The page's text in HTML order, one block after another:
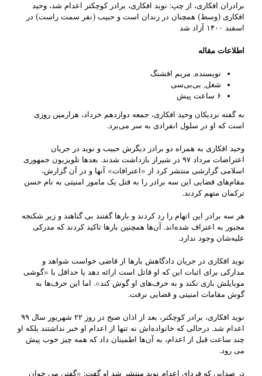
برادران افکاری، از چپ: نوید افکاری، برادر کوچکتر اعدام شد، وحید
افکاری (وسط) همچنان در زندان است و حبیب (نفر سمت راست) در
اسفند ۱۴۰۰ آزاد شد
اطلاعات مقاله
نویسنده, مریم افشنگ
شغل, بی‌بی‌سی
۶ ساعت پیش
به گفته نزدیکان وحید افکاری، جمعه دوازدهم خرداد، هزارمین روزی
است که او در سلول انفرادی به سر می‌برد.
وحید افکاری به همراه دو برادر دیگرش حبیب و نوید در جریان
اعتراضات مرداد ۹۷ در شیراز بازداشت شدند. بعدها تلویزیون جمهوری
اسلامی گزارشی منتشر کرد از «اعترافات» آنها و در آن گزارش،
مقام‌های قضایی این سه برادر را به قتل یک مامور امنیتی به نام حسن
ترکمان متهم کردند.
هر سه برادر این اتهام را رد کردند و بارها گفتند بی گناهند و زیر شکنجه
مجبور به اعتراف شده‌اند. آن‌ها همچنین بارها تاکید کردند که مدرکی
علیه‌شان وجود ندارد.
نوید افکاری در جریان دادگاهش بارها از قاضی خواست شواهد و
مدارکی برای اثبات این که او قاتل است ارائه دهد یا حداقل با «گوشی
موبایلش بازی نکند و به حرف‌های او گوش کند». اما این حرف‌ها به
گوش مقامات امنیتی و قضایی نرفت.
نوید افکاری، برادر کوچکتر، بعد از اذان صبح در روز ۲۲ شهریور سال ۹۹
اعدام شد. درحالی که خانواده‌اش نه تنها از اعدام او خبر نداشتند بلکه او
چند ساعت قبل از اعدام، به آن‌ها اطمینان داد که همه چیز خوب پیش
می رود.
در صدایی که فردای اعدام نوید منتشر شد او گفت: «گفتن می خوان